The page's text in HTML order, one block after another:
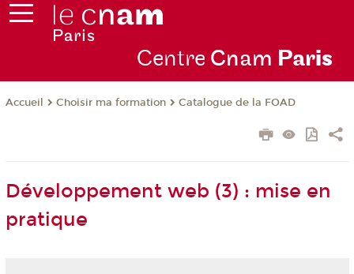
Centre Cnam Paris
Accueil Choisir ma formation Catalogue de la FOAD
Développement web (3) : mise en
pratique